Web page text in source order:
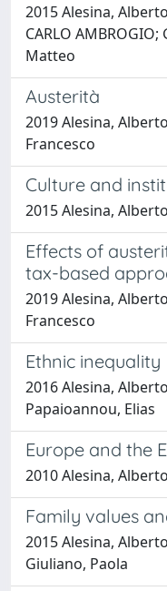
2015 Alesina,
CARLO
Matteo
Austerità
2019 Alesina,
Francesco
Culture and
2015 Alesina,
Effects of
tax-based
2019 Alesina,
Francesco
Ethnic inequality
2016 Alesina,
Papaioannou, Elias
Europe and the
2010 Alesina,
Family values
2015 Alesina,
Giuliano, Paola